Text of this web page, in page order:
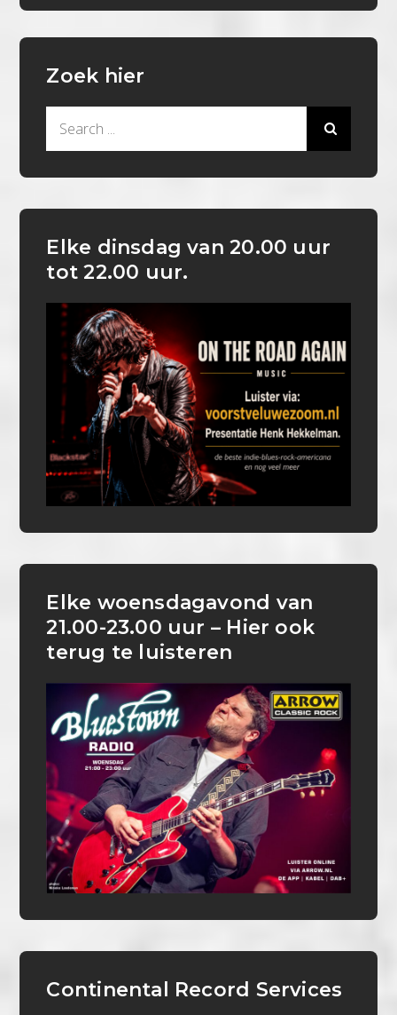
Zoek hier
Elke dinsdag van 20.00 uur
tot 22.00 uur.
Elke woensdagavond van
21.00-23.00 uur – Hier ook
terug te luisteren
Continental Record Services